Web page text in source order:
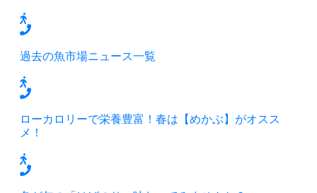
過去の魚市場ニュース一覧
ローカロリーで栄養豊富！春は【めかぶ】がオスス
メ！